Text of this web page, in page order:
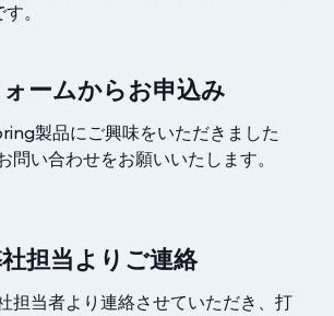
。
ームからお申込み
製品にご興味をいただきました
問い合わせをお願いいたします。
担当よりご連絡
担当者より連絡させていただき、打